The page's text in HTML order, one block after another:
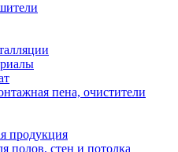
пена, очистители
продукция
полов, стен и потолка